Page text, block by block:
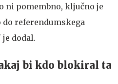
ni pomembno, ključno je
referendumskega
je dodal.
bi kdo blokiral ta